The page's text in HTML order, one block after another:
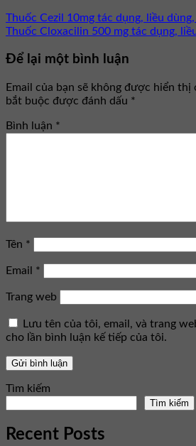
Thuốc Cezil 10mg tác dụng, liều
Thuốc Cloxacilin 500 mg tác dụng,
Để lại một bình luận
Email của bạn sẽ không được hiển thị
bắt buộc được đánh dấu *
Bình luận *
Tên *
Email *
Trang web
Lưu tên của tôi, email, và trang
cho lần bình luận kế tiếp của tôi.
Tìm kiếm
Tìm kiếm
Recent Posts